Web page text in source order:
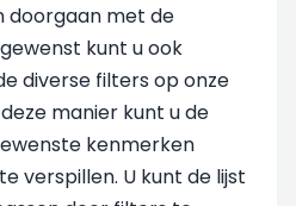
doorgaan met de
kunt u ook
diverse filters op onze
manier kunt u de
kenmerken
verspillen. U kunt de lijst